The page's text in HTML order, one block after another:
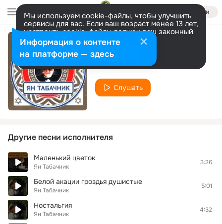
Войти
Мы используем cookie-файлы, чтобы улучшить
сервисы для вас. Если ваш возраст менее 13 лет,
настроить cookie-файлы должен ваш законный
представитель. Больше информации
Разрешить все Настроить
Kan
Ян Табачник
Слушать
Другие песни исполнителя
Маленький цветок
Ян Табачник
3:26
Белой акации гроздья душистые
Ян Табачник
5:01
Ностальгия
Ян Табачник
4:32
Информация о контенте
на платформе — здесь